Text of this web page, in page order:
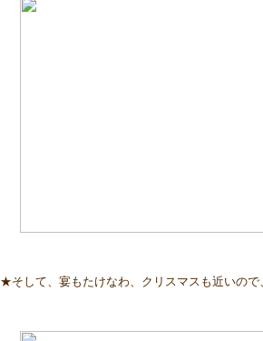
★そして、宴もたけなわ、クリスマスも近いので